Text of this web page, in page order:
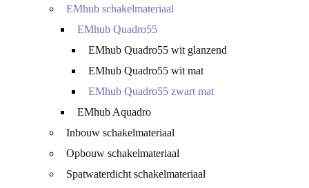
EMhub schakelmateriaal
EMhub Quadro55
EMhub Quadro55 wit glanzend
EMhub Quadro55 wit mat
EMhub Quadro55 zwart mat
EMhub Aquadro
Inbouw schakelmateriaal
Opbouw schakelmateriaal
Spatwaterdicht schakelmateriaal